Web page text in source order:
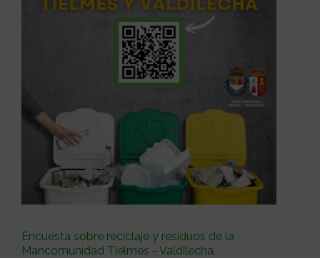
Encuesta sobre reciclaje y residuos de la
Mancomunidad Tielmes - Valdilecha